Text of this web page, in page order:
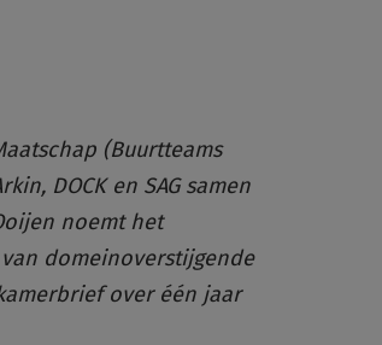
(Buurtteams
DOCK en SAG samen
noemt het
domeinoverstijgende
over één jaar